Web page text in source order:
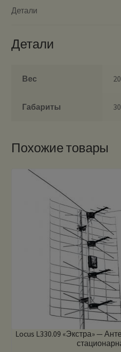
Детали
Детали
Вес
Габариты
Похожие товары
Locus L330.09 «Экстра» —